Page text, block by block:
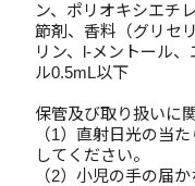
ン、ポリオキシエチ
節剤、香料（グリセ
リン、l-メントール
ル0.5mL以下
保管及び取り扱いに
（1）直射日光の当
してください。
（2）小児の手の届